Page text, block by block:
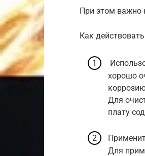
При этом важно
Как
хорошо
Для
плату
Для